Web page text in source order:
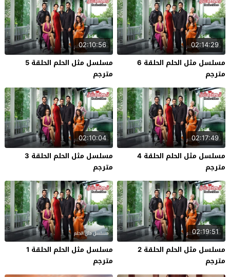
02:14:29
مسلسل مثل الحلم الحلقة 6
مترجم
02:10:56
مسلسل مثل الحلم الحلقة 5
مترجم
02:17:49
مسلسل مثل الحلم الحلقة 4
مترجم
02:10:04
مسلسل مثل الحلم الحلقة 3
مترجم
02:19:51
مسلسل مثل الحلم الحلقة 2
مترجم
مسلسل مثل الحلم الحلقة 1
مترجم